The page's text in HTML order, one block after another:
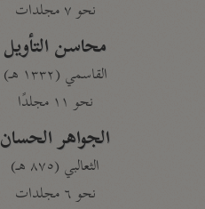
نحو ٧ مجلدات
محاسن التأويل
القاسمي (١٣٣٢ هـ)
نحو ١١ مجلدًا
الجواهر الحسان
الثعالبي (٨٧٥ هـ)
نحو ٦ مجلدات